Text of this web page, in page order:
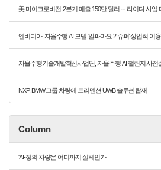
美 마이크로비전, 2분기 매출 150만 달러 ··· 라이다 사업
엔비디아, 자율주행 AI 모델 ‘알파마요 2 슈퍼’ 상업적 이
자율주행기술개발혁신사업단, 자율주행 AI 챌린지 사전
NXP, BMW 그룹 차량에 트리멘션 UWB 솔루션 탑재
Column
'AI-정의 차량'은 어디까지 실체인가